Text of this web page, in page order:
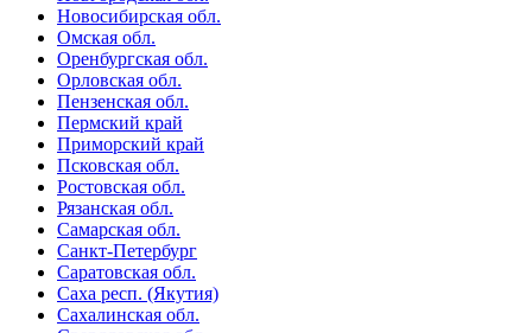
Новосибирская обл.
Омская обл.
Оренбургская обл.
Орловская обл.
Пензенская обл.
Пермский край
Приморский край
Псковская обл.
Ростовская обл.
Рязанская обл.
Самарская обл.
Санкт-Петербург
Саратовская обл.
Саха респ. (Якутия)
Сахалинская обл.